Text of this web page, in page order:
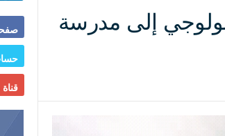
إلى مدرسة